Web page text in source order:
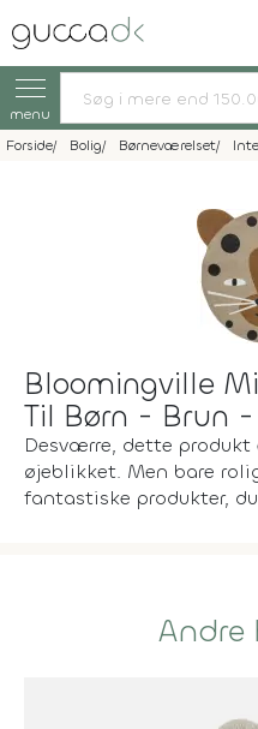
menu
Forside Bolig Børneværelset
Bloomingville
Til Børn - Brun
Desværre, dette
øjeblikket. Men bare
fantastiske produkter,
Andre